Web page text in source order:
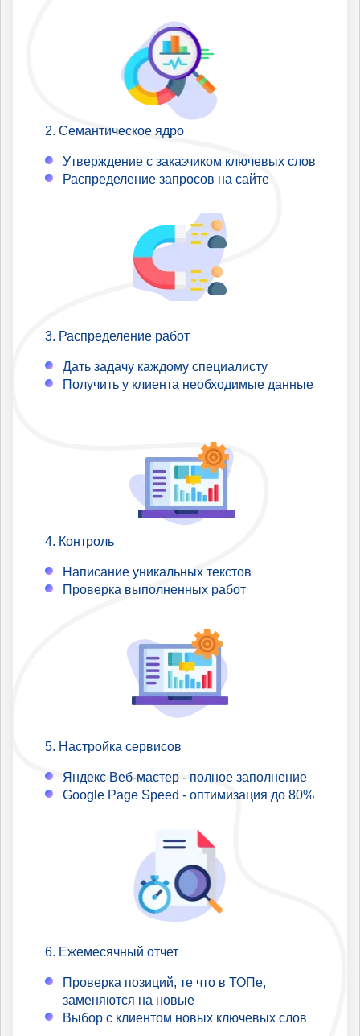
Семантическое ядро
Утверждение с заказчиком ключевых слов
Распределение запросов на сайте
Распределение работ
Дать задачу каждому специалисту
Получить у клиента необходимые данные
Контроль
Написание уникальных текстов
Проверка выполненных работ
Настройка сервисов
Яндекс Веб-мастер - полное заполнение
Google Page Speed - оптимизация до 80%
Ежемесячный отчет
Проверка позиций, те что в ТОПе,
заменяются на новые
Выбор с клиентом новых ключевых слов